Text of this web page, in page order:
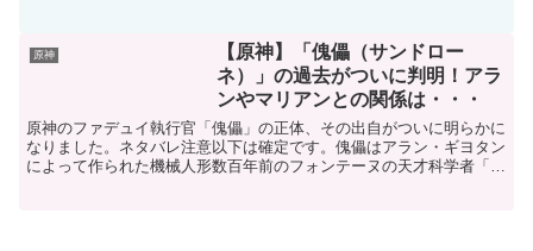
り、既存の風元素アタッカーの魈や放浪
者と異なり、ファルザンに...
原神
【原神】「傀儡（サンドロー
ネ）」の過去がついに判明！アラ
ンやマリアンとの関係は・・・
原神のファデュイ執行官「傀儡」の正体、その出自がついに明らかに
なりました。ネタバレ注意以下は確定です。傀儡はアラン・ギヨタン
によって作られた機械人形数百年前のフォンテーヌの天才科学者「ア